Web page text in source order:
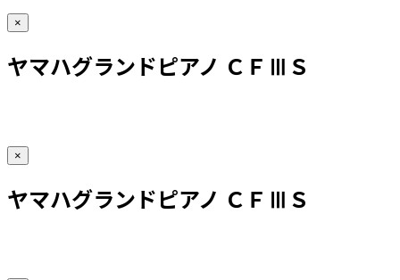
×
ヤマハグランドピアノ ＣＦⅢＳ
×
ヤマハグランドピアノ ＣＦⅢＳ